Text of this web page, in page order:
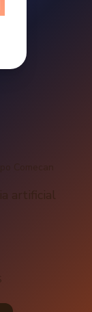
artificial